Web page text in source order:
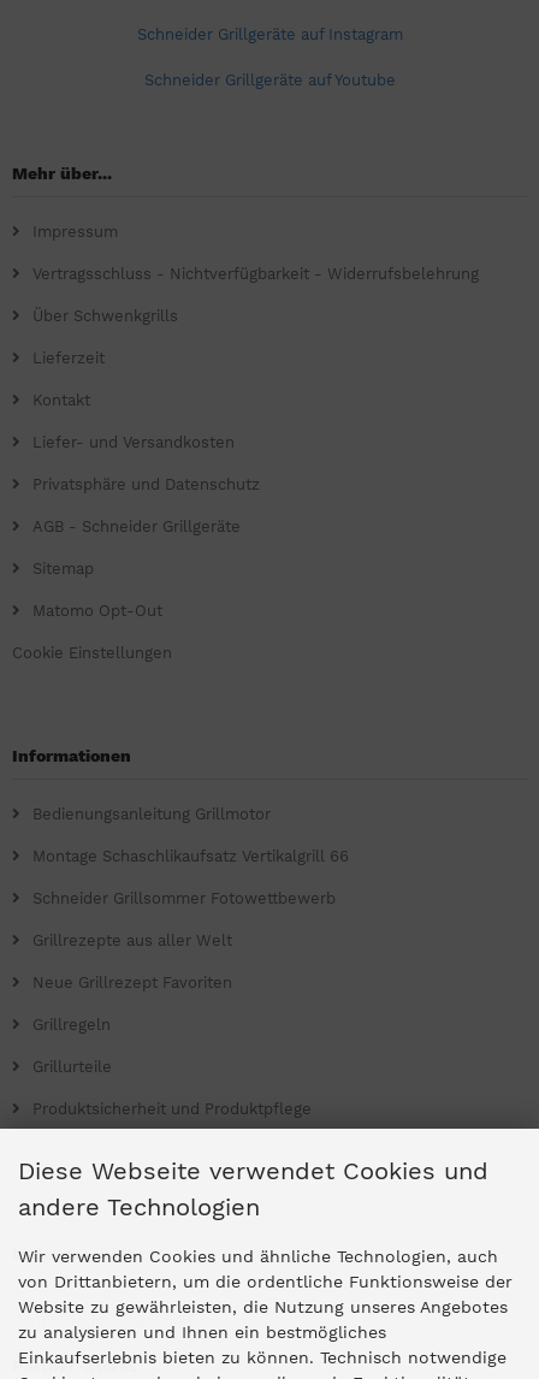
Schneider Grillgeräte auf Instagram
Schneider Grillgeräte auf Youtube
Mehr über...
Impressum
Vertragsschluss - Nichtverfügbarkeit - Widerrufsbelehrung
Über Schwenkgrills
Lieferzeit
Kontakt
Liefer- und Versandkosten
Privatsphäre und Datenschutz
AGB - Schneider Grillgeräte
Sitemap
Matomo Opt-Out
Cookie Einstellungen
Informationen
Bedienungsanleitung Grillmotor
Montage Schaschlikaufsatz Vertikalgrill 66
Schneider Grillsommer Fotowettbewerb
Grillrezepte aus aller Welt
Neue Grillrezept Favoriten
Grillregeln
Grillurteile
Produktsicherheit und Produktpflege
Ladengeschäfte
Zentrale Idar-Oberstein
Partner-Stores
Diese Webseite verwendet Cookies und
andere Technologien
Wir verwenden Cookies und ähnliche Technologien, auch
von Drittanbietern, um die ordentliche Funktionsweise der
Website zu gewährleisten, die Nutzung unseres Angebotes
zu analysieren und Ihnen ein bestmögliches
Einkaufserlebnis bieten zu können. Technisch notwendige